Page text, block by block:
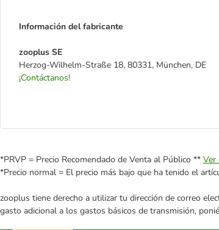
Información del fabricante
zooplus SE
Herzog-Wilhelm-Straße 18, 80331, München, DE
¡Contáctanos!
*PRVP = Precio Recomendado de Venta al Público ** Ver
*Precio normal = El precio más bajo que ha tenido el
zooplus tiene derecho a utilizar tu dirección de correo
gasto adicional a los gastos básicos de transmisión,